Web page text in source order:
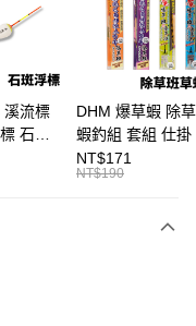
業銀行
業銀行
邦商業銀行
際商業銀行
業銀行
業銀行
際商業銀行
自動跳轉到大哥付的交易
截止日，確認付款後即完
溪流標
石斑
DHM 爆草蝦 除
蝦釣組 套組 仕掛
尺/5尺 釣蝦釣組
鈎 H361 H370
NT$171
NT$190